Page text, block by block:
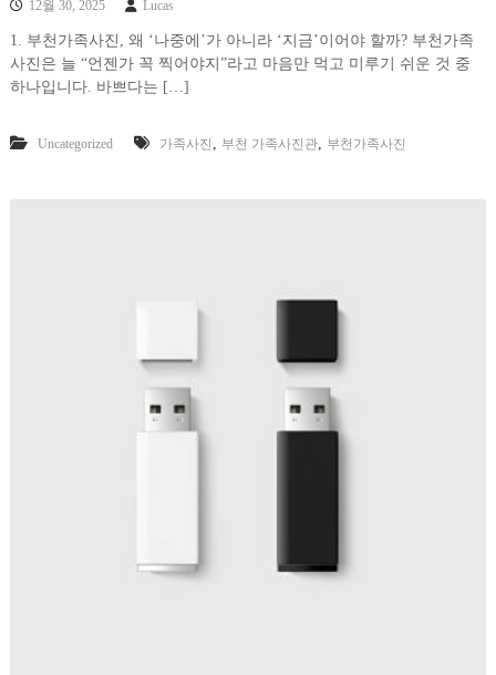
12월 30, 2025 Lucas
1. 부천가족사진, 왜 ‘나중에’가 아니라 ‘지금’이어야 할까? 부천가족
사진은 늘 “언젠가 꼭 찍어야지”라고 마음만 먹고 미루기 쉬운 것 중
하나입니다. 바쁘다는 […]
Uncategorized 가족사진 , 부천 가족사진관, 부천가족사진